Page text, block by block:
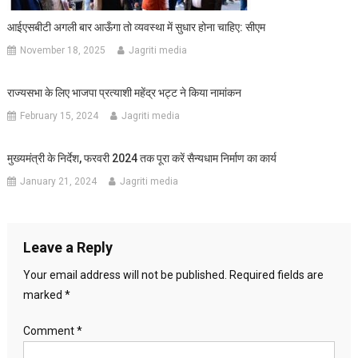
आईएसबीटी अगली बार आऊँगा तो व्यवस्था में सुधार होना चाहिए: सीएम
November 18, 2025 Jagriti media
राज्यसभा के लिए भाजपा प्रत्याशी महेंद्र भट्ट ने किया नामांकन
February 15, 2024 Jagriti media
मुख्यमंत्री के निर्देश, फरवरी 2024 तक पूरा करें सैन्यधाम निर्माण का कार्य
January 21, 2024 Jagriti media
Leave a Reply
Your email address will not be published. Required fields are
marked *
Comment*